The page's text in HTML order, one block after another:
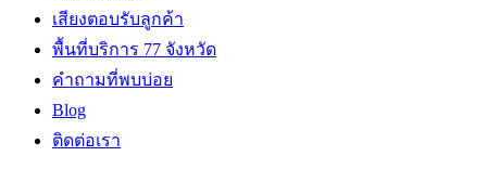
เสียงตอบรับลูกค้า
พื้นที่บริการ 77 จังหวัด
คำถามที่พบบ่อย
Blog
ติดต่อเรา